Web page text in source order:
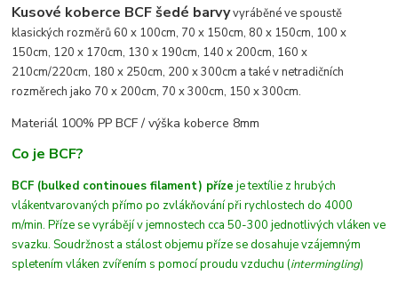
Kusové koberce BCF šedé barvyvyráběné ve spoustě
klasických rozměrů 60 x 100cm, 70 x 150cm, 80 x 150cm, 100 x
150cm, 120 x 170cm, 130 x 190cm, 140 x 200cm, 160 x
210cm/220cm, 180 x 250cm, 200 x 300cm a také v netradičních
rozměrech jako 70 x 200cm, 70 x 300cm, 150 x 300cm.
Materiál 100% PP BCF /výška koberce 8mm
Co je BCF?
BCF (bulked continoues filament) příze je textílie z hrubých
vlákentvarovanýchpřímo po zvlákňování při rychlostech do 4000
m/min. Příze se vyrábějí v jemnostech cca 50-300 jednotlivých vláken ve
svazku. Soudržnost a stálost objemu příze se dosahuje vzájemným
spletením vláken zvířením s pomocí proudu vzduchu (intermingling)